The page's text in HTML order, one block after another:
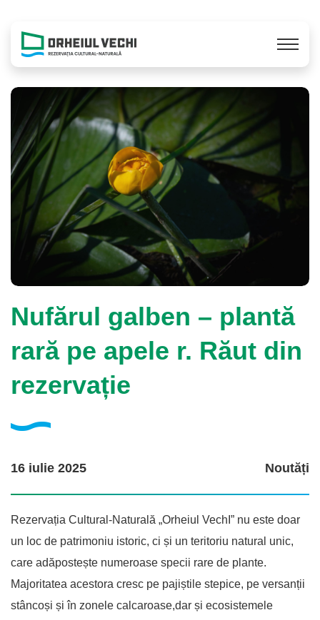
Nufărul galben – plantă
rară pe apele r. Răut din
rezervație
16 iulie 2025 Noutăți
Rezervația Cultural-Naturală „Orheiul VechI” nu este doar
un loc de patrimoniu istoric, ci și un teritoriu natural unic,
care adăpostește numeroase specii rare de plante.
Majoritatea acestora cresc pe pajiștile stepice, pe versanții
stâncoși și în zonele calcaroase,dar și ecosistemele